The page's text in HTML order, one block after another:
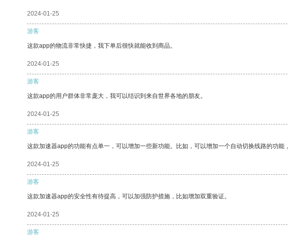
2024-01-25
游客
这款app的物流非常快捷，我下单后很快就能收到商品。
2024-01-25
游客
这款app的用户群体非常庞大，我可以结识到来自世界各地的朋友。
2024-01-25
游客
这款加速器app的功能有点单一，可以增加一些新功能。比如，可以增加一个自动切换线路的功
2024-01-25
游客
这款加速器app的安全性有待提高，可以加强防护措施，比如增加双重验证。
2024-01-25
游客